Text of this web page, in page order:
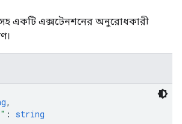
সহ একটি এক্সটেনশনের অনুরোধকারী
,
: string